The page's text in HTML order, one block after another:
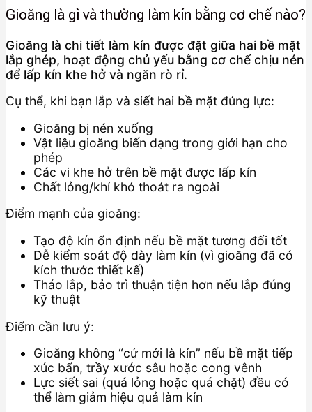
Gioăng là gì và thường làm kín bằng cơ chế nào?
Gioăng là chi tiết làm kín được đặt giữa hai bề mặt
lắp ghép, hoạt động chủ yếu bằng cơ chế chịu nén
để lấp kín khe hở và ngăn rò rỉ.
Cụ thể, khi bạn lắp và siết hai bề mặt đúng lực:
Gioăng bị nén xuống
Vật liệu gioăng biến dạng trong giới hạn cho
phép
Các vi khe hở trên bề mặt được lấp kín
Chất lỏng/khí khó thoát ra ngoài
Điểm mạnh của gioăng:
Tạo độ kín ổn định nếu bề mặt tương đối tốt
Dễ kiểm soát độ dày làm kín (vì gioăng đã có
kích thước thiết kế)
Tháo lắp, bảo trì thuận tiện hơn nếu lắp đúng
kỹ thuật
Điểm cần lưu ý:
Gioăng không “cứ mới là kín” nếu bề mặt tiếp
xúc bẩn, trầy xước sâu hoặc cong vênh
Lực siết sai (quá lỏng hoặc quá chặt) đều có
thể làm giảm hiệu quả làm kín